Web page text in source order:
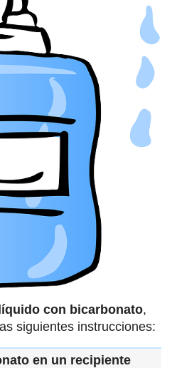
con bicarbonato,
siguientes instrucciones:
en un recipiente